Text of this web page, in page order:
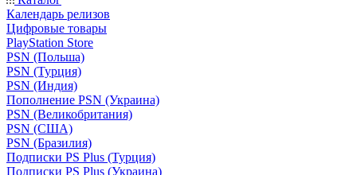
Календарь релизов
Цифровые товары
PlayStation Store
PSN (Польша)
PSN (Турция)
PSN (Индия)
Пополнение PSN (Украина)
PSN (Великобритания)
PSN (США)
PSN (Бразилия)
Подписки PS Plus (Турция)
Подписки PS Plus (Украина)